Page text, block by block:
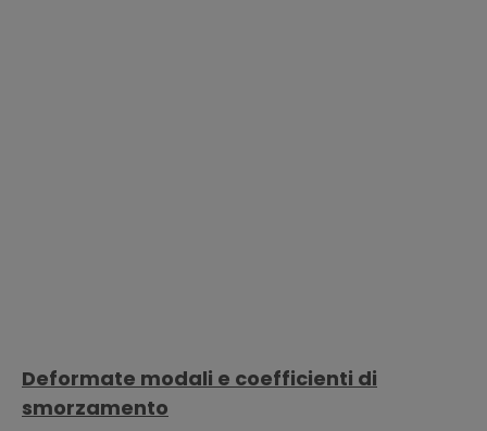
Deformate modali e coefficienti di
smorzamento